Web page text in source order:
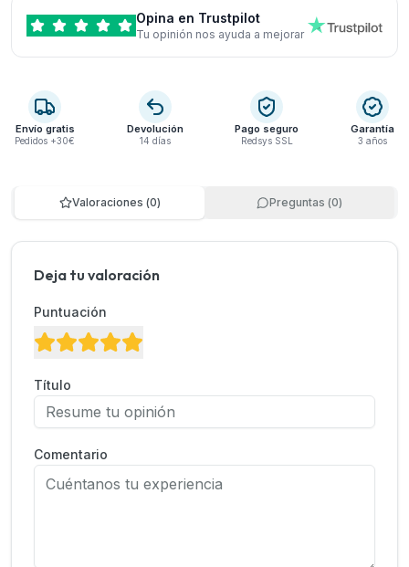
Opina en Trustpilot
Tu opinión nos ayuda a mejorar
Envío gratis
Pedidos +30€
Devolución
14 días
Pago seguro
Redsys SSL
Garantía
3 años
Valoraciones (0) Preguntas (0)
Deja tu valoración
Puntuación
Título
Comentario